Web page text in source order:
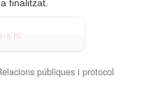
finalitzat.
s'hi
públiques i protocol